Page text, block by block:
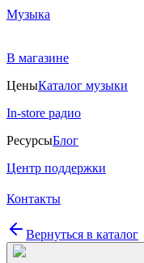
Музыка
В магазине
ЦеныКаталог музыки
In-store радио
РесурсыБлог
Центр поддержки
Контакты
Вернуться в каталог